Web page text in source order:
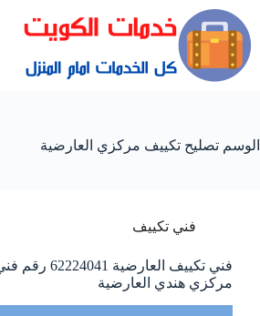
الوسم تصليح تكييف مركزي العارضية
فني تكييف
فني تكييف العارضية
مركزي هندي العارضية